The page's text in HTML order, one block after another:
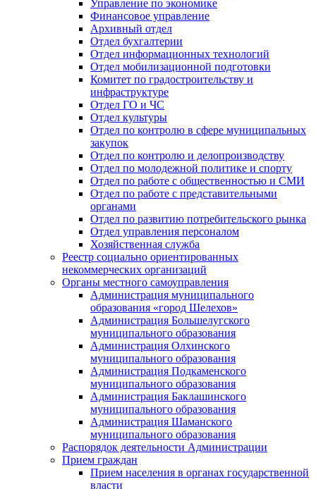
Управление по экономике
Финансовое управление
Архивный отдел
Отдел бухгалтерии
Отдел информационных технологий
Отдел мобилизационной подготовки
Комитет по градостроительству и
инфраструктуре
Отдел ГО и ЧС
Отдел культуры
Отдел по контролю в сфере муниципальных
закупок
Отдел по контролю и делопроизводству
Отдел по молодежной политике и спорту
Отдел по работе с общественностью и СМИ
Отдел по работе с представительными
органами
Отдел по развитию потребительского рынка
Отдел управления персоналом
Хозяйственная служба
Реестр социально ориентированных
некоммерческих организаций
Органы местного самоуправления
Администрация муниципального
образования «город Шелехов»
Администрация Большелугского
муниципального образования
Администрация Олхинского
муниципального образования
Администрация Подкаменского
муниципального образования
Администрация Баклашинского
муниципального образования
Администрация Шаманского
муниципального образования
Распорядок деятельности Администрации
Прием граждан
Прием населения в органах государственной
власти